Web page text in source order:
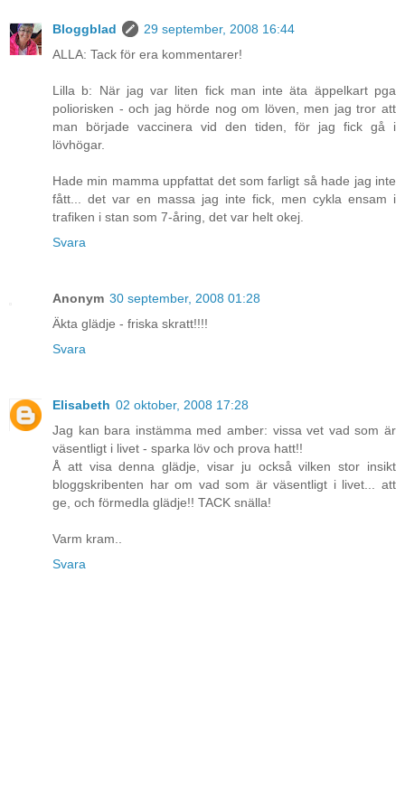
Bloggblad
29 september, 2008 16:44
ALLA: Tack för era kommentarer!
Lilla b: När jag var liten fick man inte äta äppelkart pga
poliorisken - och jag hörde nog om löven, men jag tror att
man började vaccinera vid den tiden, för jag fick gå i
lövhögar.
Hade min mamma uppfattat det som farligt så hade jag inte
fått... det var en massa jag inte fick, men cykla ensam i
trafiken i stan som 7-åring, det var helt okej.
Svara
Anonym 30 september, 2008 01:28
Äkta glädje - friska skratt!!!!
Svara
Elisabeth 02 oktober, 2008 17:28
Jag kan bara instämma med amber: vissa vet vad som är
väsentligt i livet - sparka löv och prova hatt!!
Å att visa denna glädje, visar ju också vilken stor insikt
bloggskribenten har om vad som är väsentligt i livet... att
ge, och förmedla glädje!! TACK snälla!
Varm kram..
Svara